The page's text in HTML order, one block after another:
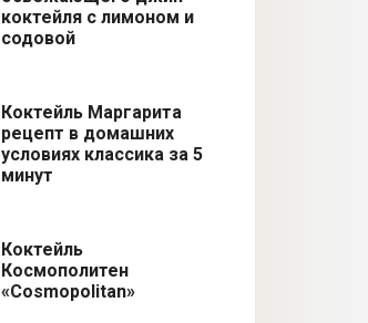
коктейля с лимоном и
содовой
Коктейль Маргарита
рецепт в домашних
условиях классика за 5
минут
Коктейль
Космополитен
«Cosmopolitan»